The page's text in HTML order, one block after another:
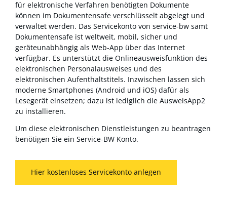
für elektronische Verfahren benötigten Dokumente
können im Dokumentensafe verschlüsselt abgelegt und
verwaltet werden. Das Servicekonto von service-bw samt
Dokumentensafe ist weltweit, mobil, sicher und
geräteunabhängig als Web-App über das Internet
verfügbar. Es unterstützt die Onlineausweisfunktion des
elektronischen Personalausweises und des
elektronischen Aufenthaltstitels. Inzwischen lassen sich
moderne Smartphones (Android und iOS) dafür als
Lesegerät einsetzen; dazu ist lediglich die AusweisApp2
zu installieren.
Um diese elektronischen Dienstleistungen zu beantragen
benötigen Sie ein Service-BW Konto.
Hier kostenloses Servicekonto anlegen